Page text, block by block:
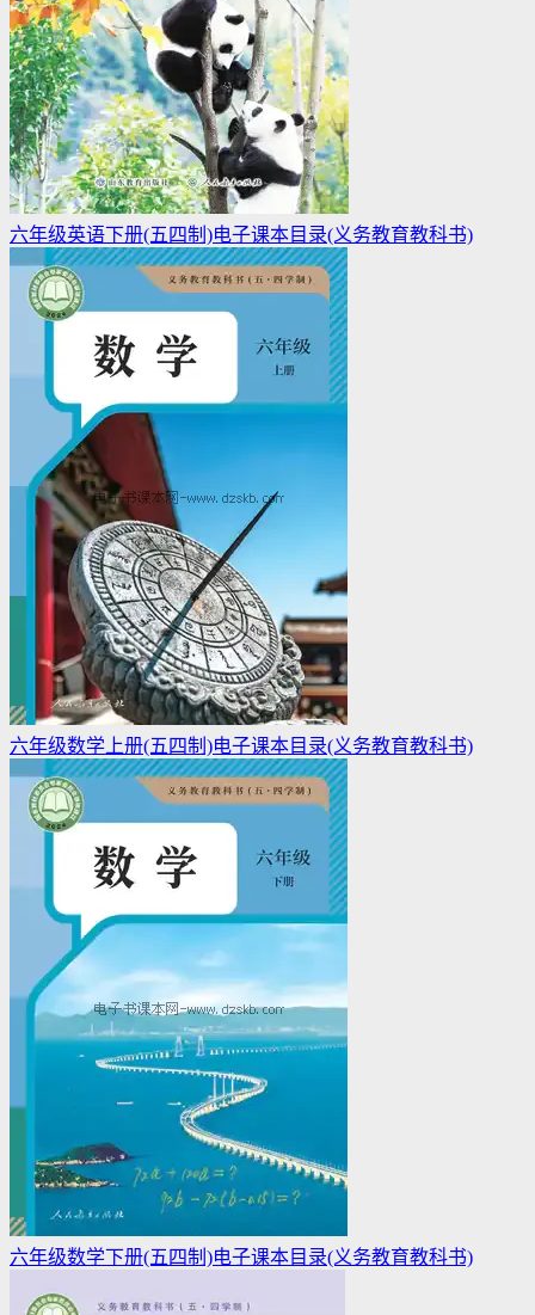
六年级英语下册(五四制)电子课本目录(义务教育教科书)
六年级数学上册(五四制)电子课本目录(义务教育教科书)
六年级数学下册(五四制)电子课本目录(义务教育教科书)